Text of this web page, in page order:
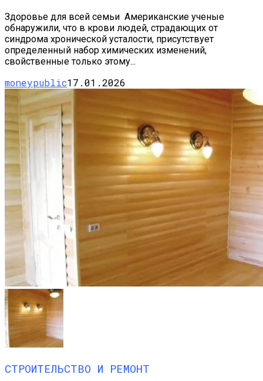
Здоровье для всей семьи Американские ученые
обнаружили, что в крови людей, страдающих от
синдрома хронической усталости, присутствует
определенный набор химических изменений,
свойственные только этому...
moneypublic17.01.2026
СТРОИТЕЛЬСТВО И РЕМОНТ